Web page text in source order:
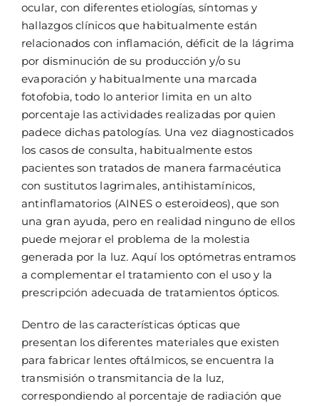
ocular, con diferentes etiologías, síntomas y
hallazgos clínicos que habitualmente están
relacionados con inflamación, déficit de la lágrima
por disminución de su producción y/o su
evaporación y habitualmente una marcada
fotofobia, todo lo anterior limita en un alto
porcentaje las actividades realizadas por quien
padece dichas patologías. Una vez diagnosticados
los casos de consulta, habitualmente estos
pacientes son tratados de manera farmacéutica
con sustitutos lagrimales, antihistamínicos,
antinflamatorios (AINES o esteroideos), que son
una gran ayuda, pero en realidad ninguno de ellos
puede mejorar el problema de la molestia
generada por la luz. Aquí los optómetras entramos
a complementar el tratamiento con el uso y la
prescripción adecuada de tratamientos ópticos.
Dentro de las características ópticas que
presentan los diferentes materiales que existen
para fabricar lentes oftálmicos, se encuentra la
transmisión o transmitancia de la luz,
correspondiendo al porcentaje de radiación que